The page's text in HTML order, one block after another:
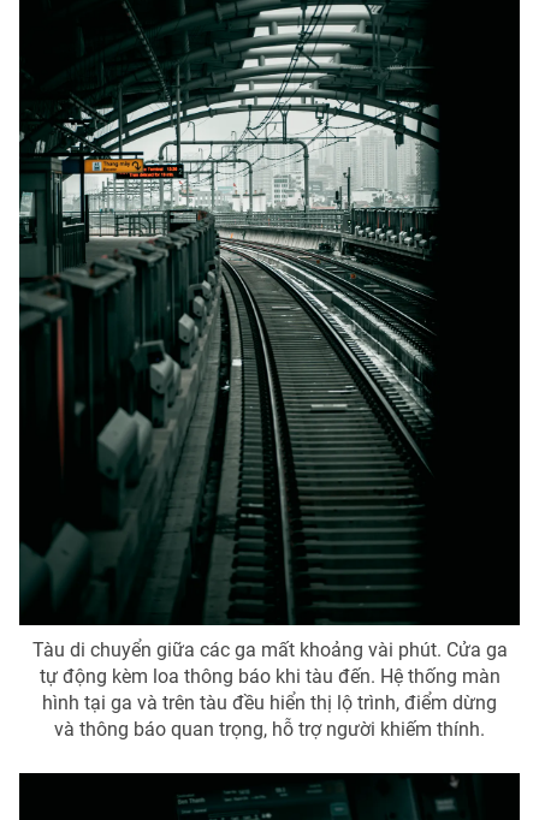
Tàu di chuyển giữa các ga mất khoảng vài phút. Cửa ga
tự động kèm loa thông báo khi tàu đến. Hệ thống màn
hình tại ga và trên tàu đều hiển thị lộ trình, điểm dừng
và thông báo quan trọng, hỗ trợ người khiếm thính.